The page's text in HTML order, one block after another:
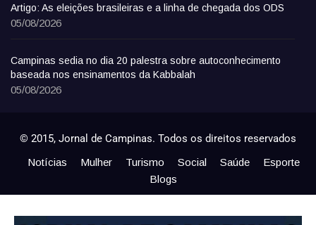
Artigo: As eleições brasileiras e a linha de chegada dos ODS
05/08/2026
Campinas sedia no dia 20 palestra sobre autoconhecimento
baseada nos ensinamentos da Kabbalah
05/08/2026
© 2015, Jornal de Campinas. Todos os direitos reservados
Notícias Mulher Turismo Social Saúde
Esporte
Blogs